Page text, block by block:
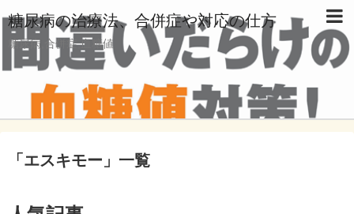
糖尿病の治療法、合併症や対応の仕方
糖尿病,合併症,血糖値
「 エスキモー 」 一覧